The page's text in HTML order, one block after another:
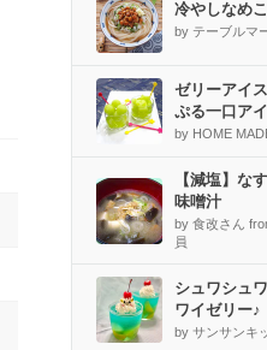
冷やしなめ
by テーブルマ
ゼリーアイ
ぷる一口ア
by HOME
【減塩】な
味噌汁
by 食改さん
員
シュワシュ
ワイゼリー♪
by サンサンキ